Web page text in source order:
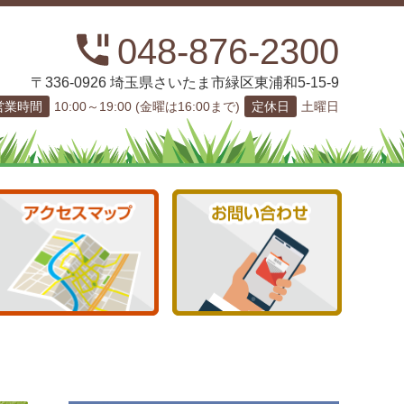
048-876-2300
〒336-0926 埼玉県さいたま市緑区東浦和5-15-9
業時間 10:00～19:00 (金曜は16:00まで) 定休日 土曜日